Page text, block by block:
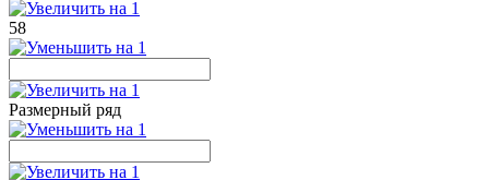
58
Размерный ряд